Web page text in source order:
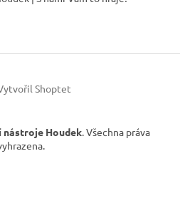
Shoptet
nástroje Houdek. Všechna práva